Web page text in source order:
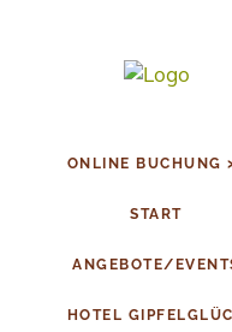
ONLINE BUCHUNG
START
ANGEBOTE/
HOTEL